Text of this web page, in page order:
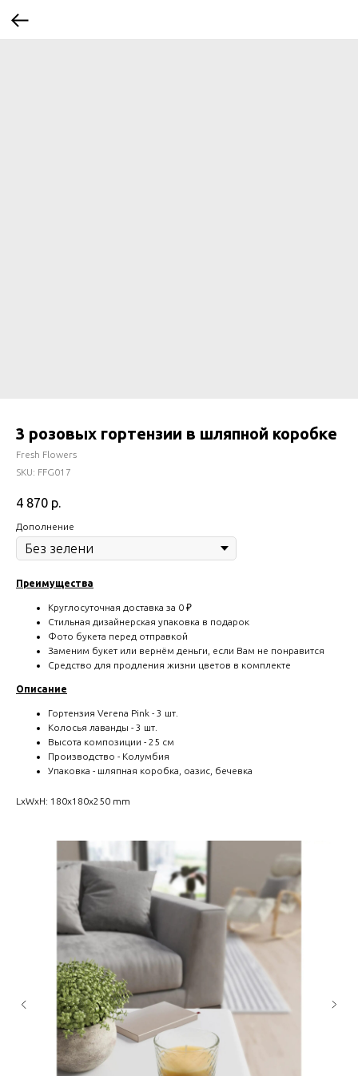
3 розовых гортензии в шляпной коробке
Fresh Flowers
SKU: FFG017
4 870 р.
Дополнение
Преимущества
Круглосуточная доставка за 0 ₽
Стильная дизайнерская упаковка в подарок
Фото букета перед отправкой
Заменим букет или вернём деньги, если Вам не понравится
Средство для продления жизни цветов в комплекте
Описание
Гортензия Verena Pink - 3 шт.
Колосья лаванды - 3 шт.
Высота композиции - 25 см
Производство - Колумбия
Упаковка - шляпная коробка, оазис, бечевка
LxWxH: 180x180x250 mm